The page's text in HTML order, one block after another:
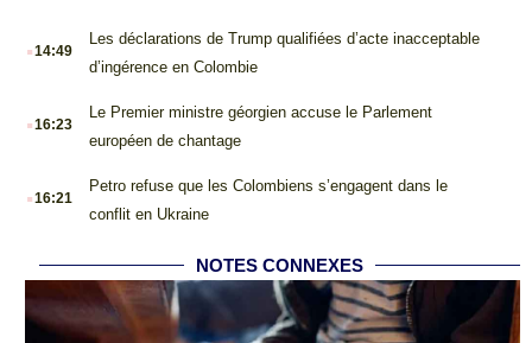
.14:49
Les déclarations de Trump qualifiées d’acte inacceptable
d’ingérence en Colombie
.16:23
Le Premier ministre géorgien accuse le Parlement
européen de chantage
.16:21
Petro refuse que les Colombiens s’engagent dans le
conflit en Ukraine
NOTES CONNEXES